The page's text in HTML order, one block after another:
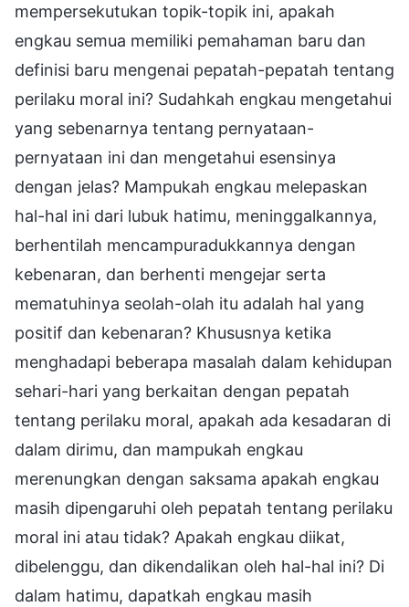
mempersekutukan topik-topik ini, apakah
engkau semua memiliki pemahaman baru dan
definisi baru mengenai pepatah-pepatah tentang
perilaku moral ini? Sudahkah engkau mengetahui
yang sebenarnya tentang pernyataan-
pernyataan ini dan mengetahui esensinya
dengan jelas? Mampukah engkau melepaskan
hal-hal ini dari lubuk hatimu, meninggalkannya,
berhentilah mencampuradukkannya dengan
kebenaran, dan berhenti mengejar serta
mematuhinya seolah-olah itu adalah hal yang
positif dan kebenaran? Khususnya ketika
menghadapi beberapa masalah dalam kehidupan
sehari-hari yang berkaitan dengan pepatah
tentang perilaku moral, apakah ada kesadaran di
dalam dirimu, dan mampukah engkau
merenungkan dengan saksama apakah engkau
masih dipengaruhi oleh pepatah tentang perilaku
moral ini atau tidak? Apakah engkau diikat,
dibelenggu, dan dikendalikan oleh hal-hal ini? Di
dalam hatimu, dapatkah engkau masih